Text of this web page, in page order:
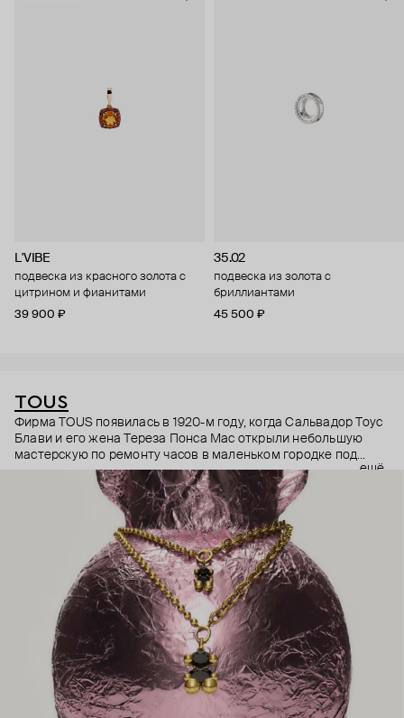
L'VIBE
подвеска из красного золота с
цитрином и фианитами
39 900 ₽
35.02
подвеска из золота с
бриллиантами
45 500 ₽
TOUS
Фирма TOUS появилась в 1920-м году, когда Сальвадор Тоус
Блави и его жена Тереза Понса Мас открыли небольшую
мастерскую по ремонту часов в маленьком городке под
Барселоной. Долгое время они занимались только часами:
лишь в 1970-м году сын основателя Сальвадор Тоус Понса и
его жена Роза Ориоль начинают также ремонтировать и
преображать украшения клиентов. Успех был настолько
большим, что в начале 80-х Роза сама начала заниматься
дизайном. Теперь TOUS – известный во всем мире бренд
доступных ювелирных украшений высочайшего качества. А
их культовый медвежонок – настоящий символ нежности и
ещё